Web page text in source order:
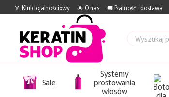
Przejdź do głównej treści
🏅 Klub lojalnościowy 🌟 O nas 🚚 Płatność i dostawa
Sale
Systemy
prostowania
włosów